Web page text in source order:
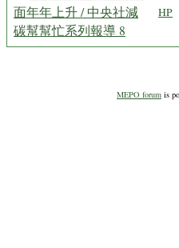
面年年上升 / 中央社減
碳幫幫忙系列報導 8
HP
MEPO forum is